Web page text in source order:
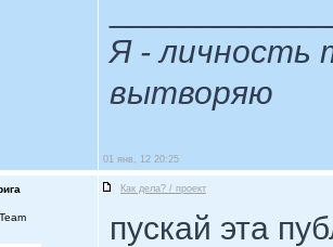
Я - личность
вытворяю
01 янв, 12 20:25
Как дела? / проект
пускай эта